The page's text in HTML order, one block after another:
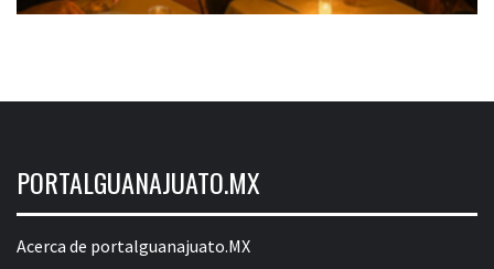
PORTALGUANAJUATO.MX
Acerca de portalguanajuato.MX